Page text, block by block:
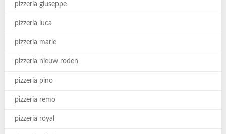
pizzeria giuseppe
pizzeria luca
pizzeria marle
pizzeria nieuw roden
pizzeria pino
pizzeria remo
pizzeria royal